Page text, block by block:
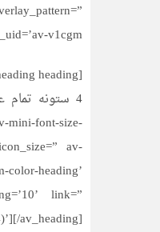
v1cgm’]
[av_heading heading=’نمونه کار:
mini-font-size-
av-
heading’
link=”
av_heading]